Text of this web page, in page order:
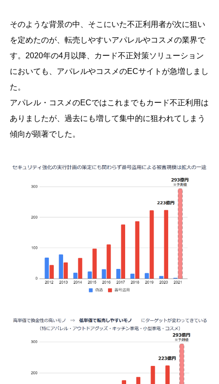
そのような背景の中、そこにいた不正利用者が次に狙い
を定めたのが、転売しやすいアパレルやコスメの業界で
す。2020年の4月以降、カード不正対策ソリューション
においても、アパレルやコスメのECサイトが急増しまし
た。
アパレル・コスメのECではこれまでもカード不正利用は
ありましたが、過去にも増して集中的に狙われてしまう
傾向が顕著でした。